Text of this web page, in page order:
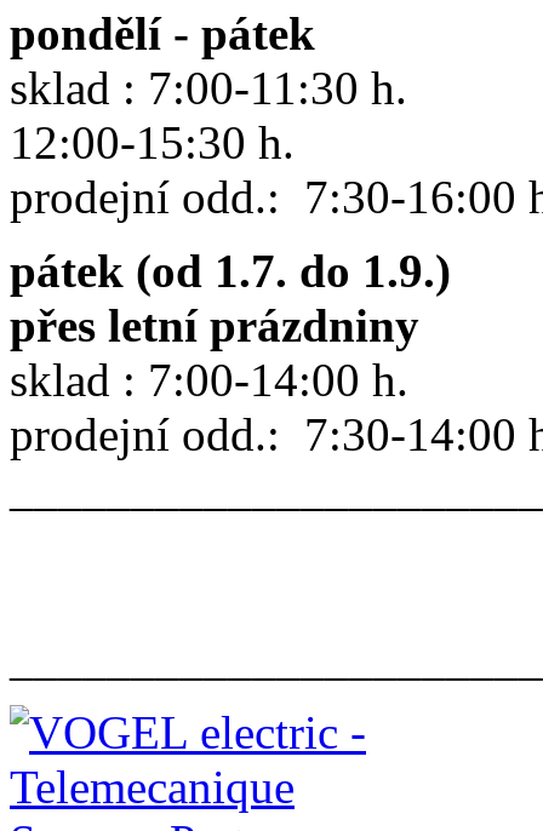
pondělí - pátek
sklad : 7:00-11:30 h.
12:00-15:30 h.
prodejní odd.: 7:30-16:00
pátek (od 1.7. do 1.9.)
přes letní prázdniny
sklad : 7:00-14:00 h.
prodejní odd.: 7:30-14:00